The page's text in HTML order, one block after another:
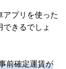
アプリを使った
きるでしょ
前確定運賃が